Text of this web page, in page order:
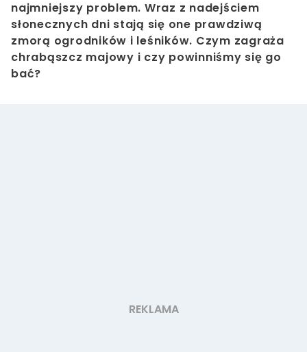
najmniejszy problem. Wraz z nadejściem
słonecznych dni stają się one prawdziwą
zmorą ogrodników i leśników. Czym zagraża
chrabąszcz majowy i czy powinniśmy się go
bać?